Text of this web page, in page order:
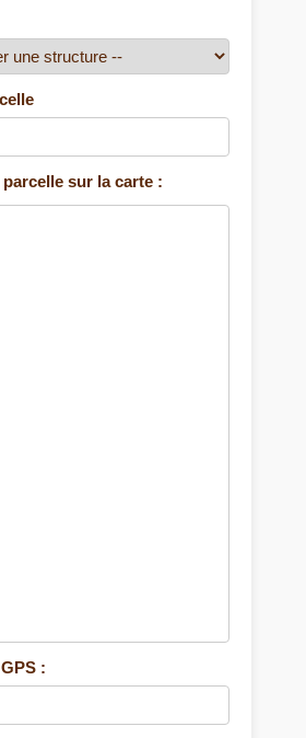
sur la carte :
: